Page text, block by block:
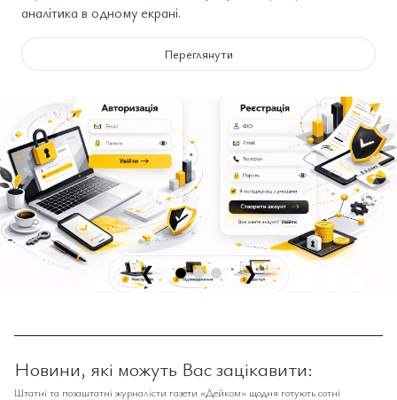
аналітика в одному екрані.
Переглянути
❮ ❯
Новини, які можуть Вас зацікавити:
Штатні та позаштатні журналісти газети «Дейком» щодня готують сотні